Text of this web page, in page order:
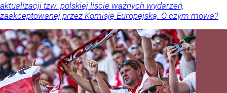
aktualizacji tzw. polskiej liście ważnych wydarzeń,
zaakceptowanej przez Komisję Europejską. O czym mowa?